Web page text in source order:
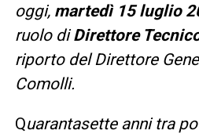
oggi, martedì 15 luglio
ruolo diDirettore
riporto del Direttore
Comolli.
Quarantasette anni tra